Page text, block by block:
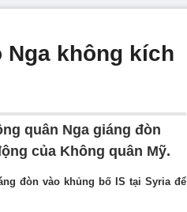
Nga không kích
quân Nga giáng đòn
của Không quân Mỹ.
đòn vào khủng bố IS tại Syria để